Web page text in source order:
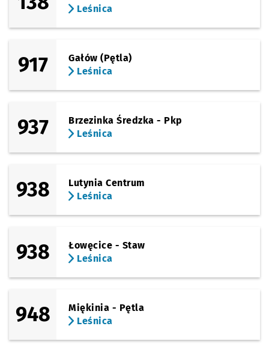
Leśnica
917
Gałów (Pętla)
Leśnica
937
Brzezinka Średzka - Pkp
Leśnica
938
Lutynia Centrum
Leśnica
938
Łowęcice - Staw
Leśnica
948
Miękinia - Pętla
Leśnica